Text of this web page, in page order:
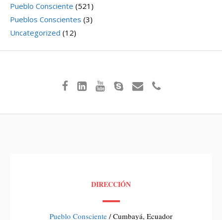
Pueblo Consciente (521)
Pueblos Conscientes (3)
Uncategorized (12)
DIRECCIÓN
Pueblo Consciente / Cumbayá, Ecuador